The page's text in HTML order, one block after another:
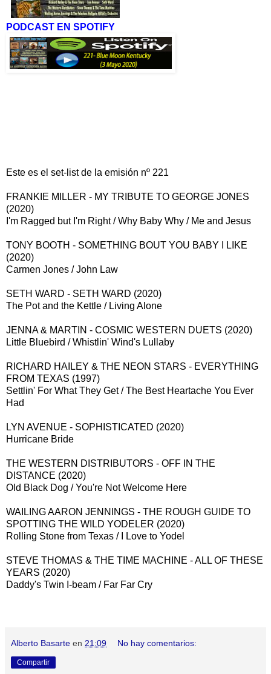
PODCAST EN SPOTIFY
Este es el set-list de la emisión nº 221
FRANKIE MILLER - MY TRIBUTE TO GEORGE JONES
(2020)
I'm Ragged but I'm Right / Why Baby Why / Me and Jesus
TONY BOOTH - SOMETHING BOUT YOU BABY I LIKE
(2020)
Carmen Jones / John Law
SETH WARD - SETH WARD (2020)
The Pot and the Kettle / Living Alone
JENNA & MARTIN - COSMIC WESTERN DUETS (2020)
Little Bluebird / Whistlin' Wind's Lullaby
RICHARD HAILEY & THE NEON STARS - EVERYTHING
FROM TEXAS (1997)
Settlin' For What They Get / The Best Heartache You Ever
Had
LYN AVENUE - SOPHISTICATED (2020)
Hurricane Bride
THE WESTERN DISTRIBUTORS - OFF IN THE
DISTANCE (2020)
Old Black Dog / You're Not Welcome Here
WAILING AARON JENNINGS - THE ROUGH GUIDE TO
SPOTTING THE WILD YODELER (2020)
Rolling Stone from Texas / I Love to Yodel
STEVE THOMAS & THE TIME MACHINE - ALL OF THESE
YEARS (2020)
Daddy's Twin I-beam / Far Far Cry
Alberto Basarte en 21:09 No hay comentarios:
Compartir